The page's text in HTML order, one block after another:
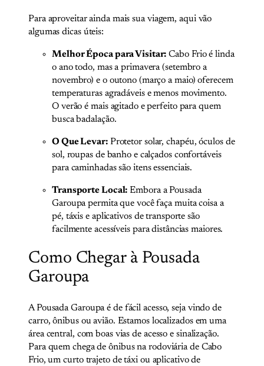
Para aproveitar ainda mais sua viagem, aqui vão
algumas dicas úteis:
Melhor Época para Visitar: Cabo Frio é linda
o ano todo, mas a primavera (setembro a
novembro) e o outono (março a maio) oferecem
temperaturas agradáveis e menos movimento.
O verão é mais agitado e perfeito para quem
busca badalação.
O Que Levar:Protetor solar, chapéu, óculos de
sol, roupas de banho e calçados confortáveis
para caminhadas são itens essenciais.
Transporte Local: Embora a Pousada
Garoupa permita que você faça muita coisa a
pé, táxis e aplicativos de transporte são
facilmente acessíveis para distâncias maiores.
Como Chegar à Pousada
Garoupa
A Pousada Garoupa é de fácil acesso, seja vindo de
carro, ônibus ou avião. Estamos localizados em uma
área central, com boas vias de acesso e sinalização.
Para quem chega de ônibus na rodoviária de Cabo
Frio, um curto trajeto de táxi ou aplicativo de